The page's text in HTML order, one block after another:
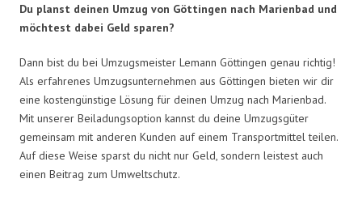
Du planst deinen Umzug von Göttingen nach Marienbad und
möchtest dabei Geld sparen?
Dann bist du bei Umzugsmeister Lemann Göttingen genau richtig!
Als erfahrenes Umzugsunternehmen aus Göttingen bieten wir dir
eine kostengünstige Lösung für deinen Umzug nach Marienbad.
Mit unserer Beiladungsoption kannst du deine Umzugsgüter
gemeinsam mit anderen Kunden auf einem Transportmittel teilen.
Auf diese Weise sparst du nicht nur Geld, sondern leistest auch
einen Beitrag zum Umweltschutz.